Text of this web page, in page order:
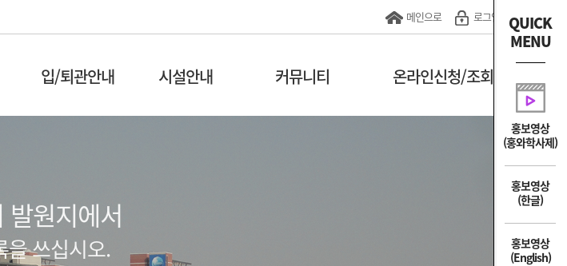
메인으로 로그인
입/퇴관안내 시설안내 커뮤니티 온라인신청/조회
발원지에서
을 쓰십시오.
QUICK
MENU
홍보영상
(홍와학사제)
홍보영상
(한글)
홍보영상
(English)